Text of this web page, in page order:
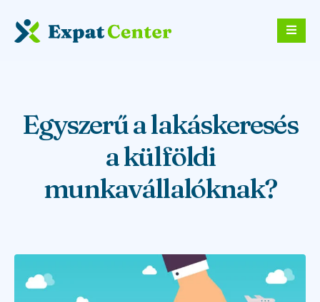
Egyszerű a lakáskeresés
a külföldi
munkavállalóknak?